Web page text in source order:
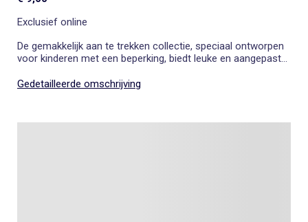
Exclusief online
De gemakkelijk aan te trekken collectie, speciaal ontworpen
voor kinderen met een beperking, biedt leuke en aangepaste
geen vaste voor- of achterkant en is gemaakt van heerlijk
Gedetailleerde omschrijving